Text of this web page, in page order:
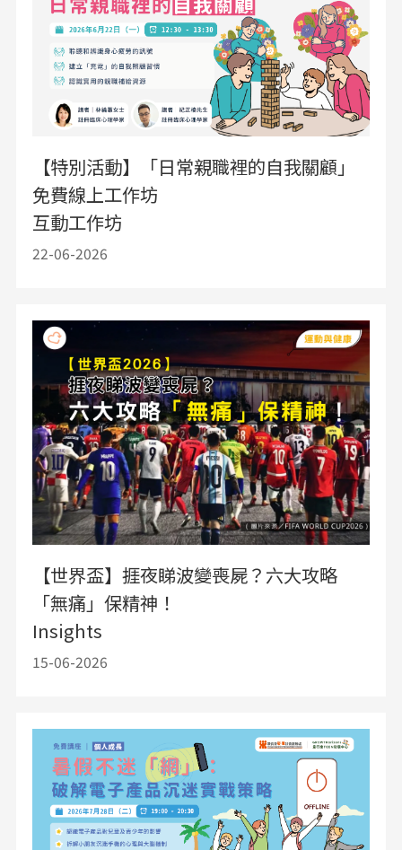
【特別活動】「日常親職裡的自我關顧」
免費線上工作坊
互動工作坊
22-06-2026
【世界盃】捱夜睇波變喪屍？六大攻略
「無痛」保精神！
Insights
15-06-2026